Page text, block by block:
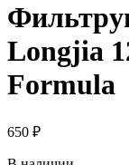
Longjia
Formula
650 ₽